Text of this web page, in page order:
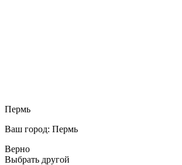
Пермь
Ваш город: Пермь
Верно
Выбрать другой